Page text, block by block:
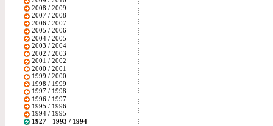
2008 / 2009
2007 / 2008
2006 / 2007
2005 / 2006
2004 / 2005
2003 / 2004
2002 / 2003
2001 / 2002
2000 / 2001
1999 / 2000
1998 / 1999
1997 / 1998
1996 / 1997
1995 / 1996
1994 / 1995
1927 - 1993 / 1994